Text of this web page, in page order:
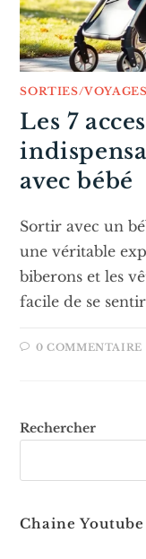
SORTIES/VOYAGES
Les 7
avec bébé
Sortir avec un
une véritable
biberons et les
facile de se
0 COMMENTAIRE
Rechercher
Chaine Youtube